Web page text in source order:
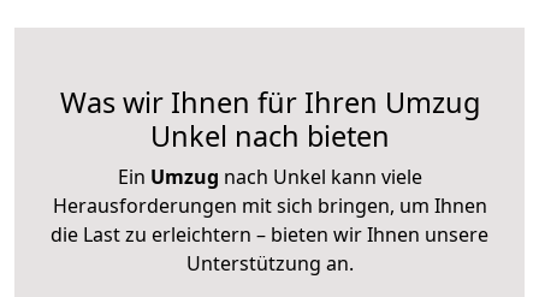
Was wir Ihnen für Ihren Umzug
Unkel nach bieten
Ein Umzug nach Unkel kann viele
Herausforderungen mit sich bringen, um Ihnen
die Last zu erleichtern – bieten wir Ihnen unsere
Unterstützung an.